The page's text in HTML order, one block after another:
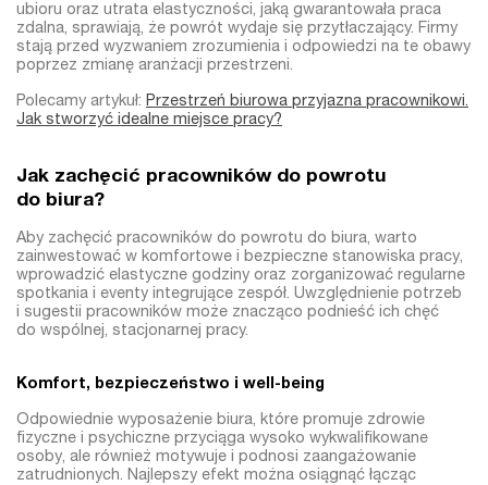
ubioru oraz utrata elastyczności, jaką gwarantowała praca
zdalna, sprawiają, że powrót wydaje się przytłaczający. Firmy
stają przed wyzwaniem zrozumienia i odpowiedzi na te obawy
poprzez zmianę aranżacji przestrzeni.
Polecamy artykuł: Przestrzeń biurowa przyjazna pracownikowi.
Jak stworzyć idealne miejsce pracy?
Jak zachęcić pracowników do powrotu
do biura?
Aby zachęcić pracowników do powrotu do biura, warto
zainwestować w komfortowe i bezpieczne stanowiska pracy,
wprowadzić elastyczne godziny oraz zorganizować regularne
spotkania i eventy integrujące zespół. Uwzględnienie potrzeb
i sugestii pracowników może znacząco podnieść ich chęć
do wspólnej, stacjonarnej pracy.
Komfort, bezpieczeństwo i well-being
Odpowiednie wyposażenie biura, które promuje zdrowie
fizyczne i psychiczne przyciąga wysoko wykwalifikowane
osoby, ale również motywuje i podnosi zaangażowanie
zatrudnionych. Najlepszy efekt można osiągnąć łącząc